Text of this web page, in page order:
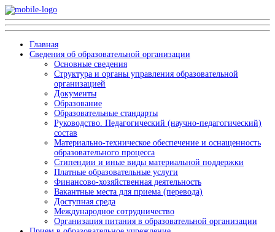
Главная
Сведения об образовательной организации
Основные сведения
Структура и органы управления образовательной
организацией
Документы
Образование
Образовательные стандарты
Руководство. Педагогический (научно-педагогический)
состав
Материально-техническое обеспечение и оснащенность
образовательного процесса
Стипендии и иные виды материальной поддержки
Платные образовательные услуги
Финансово-хозяйственная деятельность
Вакантные места для приема (перевода)
Доступная среда
Международное сотрудничество
Организация питания в образовательной организации